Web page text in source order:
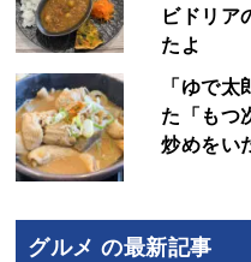
ビドリア
たよ
「ゆで
た「もつ
炒めをい
グルメ の最新記事